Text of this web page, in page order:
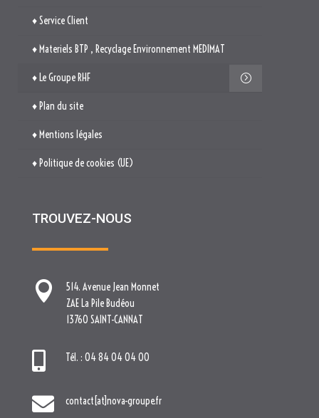
♦ Service Client
♦ Materiels BTP , Recyclage Environnement MEDIMAT
♦ Le Groupe RHF
♦ Plan du site
♦ Mentions légales
♦ Politique de cookies (UE)
TROUVEZ-NOUS

514. Avenue Jean Monnet
ZAE La Pile Budéou
13760 SAINT-CANNAT
 Tél. : 04 84 04 04 00
 contact[at]nova-groupe.fr